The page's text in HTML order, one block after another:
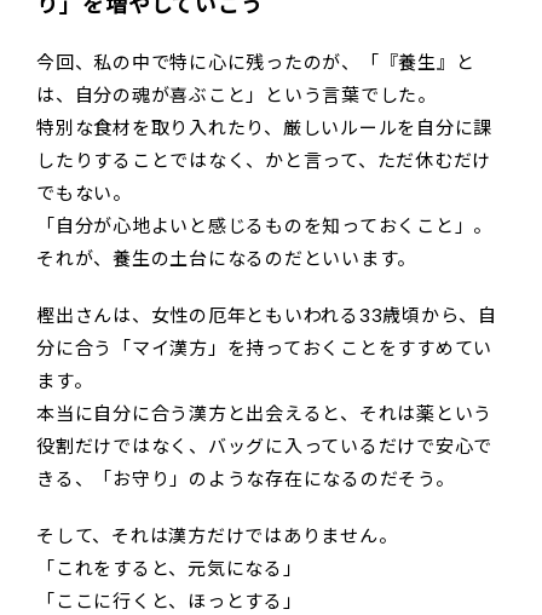
今回、私の中で特に心に残ったのが、「『養生』と
は、自分の魂が喜ぶこと」という言葉でした。
特別な食材を取り入れたり、厳しいルールを自分に課
したりすることではなく、かと言って、ただ休むだけ
でもない。
「自分が心地よいと感じるものを知っておくこと」。
それが、養生の土台になるのだといいます。
樫出さんは、女性の厄年ともいわれる33歳頃から、自
分に合う「マイ漢方」を持っておくことをすすめてい
ます。
本当に自分に合う漢方と出会えると、それは薬という
役割だけではなく、バッグに入っているだけで安心で
きる、「お守り」のような存在になるのだそう。
そして、それは漢方だけではありません。
「これをすると、元気になる」
「ここに行くと、ほっとする」